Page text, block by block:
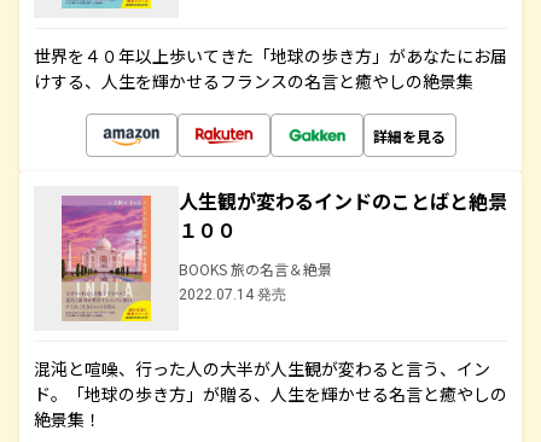
世界を４０年以上歩いてきた「地球の歩き方」があなたにお届
けする、人生を輝かせるフランスの名言と癒やしの絶景集
詳細を見る
人生観が変わるインドのことばと絶景
１００
BOOKS 旅の名言＆絶景
2022.07.14 発売
混沌と喧噪、行った人の大半が人生観が変わると言う、イン
ド。「地球の歩き方」が贈る、人生を輝かせる名言と癒やしの
絶景集！